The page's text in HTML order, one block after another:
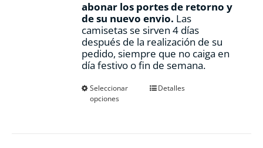
abonar los portes de retorno y
de su nuevo envio. Las
camisetas se sirven 4 días
después de la realización de su
pedido, siempre que no caiga en
día festivo o fin de semana.
Seleccionar
opciones
EsteDetalles